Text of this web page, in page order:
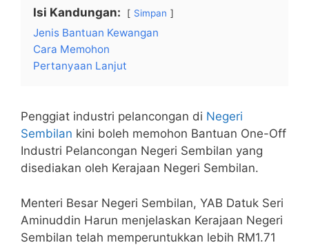
Isi Kandungan: Simpan
Jenis Bantuan Kewangan
Cara Memohon
Pertanyaan Lanjut
Penggiat industri pelancongan di Negeri
Sembilan kini boleh memohon Bantuan One-Off
Industri Pelancongan Negeri Sembilan yang
disediakan oleh Kerajaan Negeri Sembilan.
Menteri Besar Negeri Sembilan, YAB Datuk Seri
Aminuddin Harun menjelaskan Kerajaan Negeri
Sembilan telah memperuntukkan lebih RM1.71